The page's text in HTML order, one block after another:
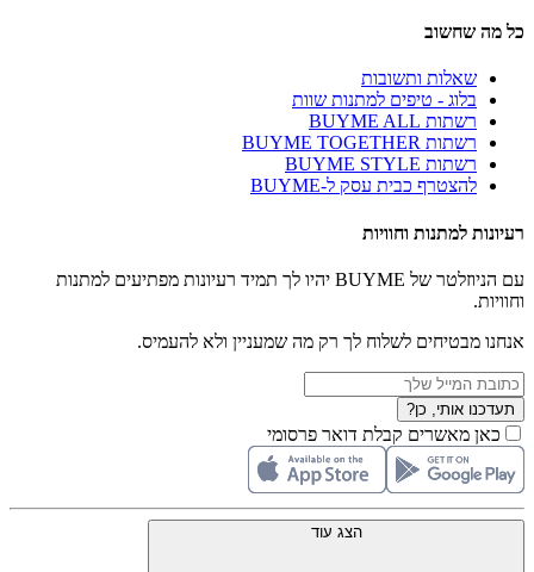
כל מה שחשוב
שאלות ותשובות
בלוג - טיפים למתנות שוות
רשתות BUYME ALL
רשתות BUYME TOGETHER
רשתות BUYME STYLE
להצטרף כבית עסק ל-BUYME
רעיונות למתנות וחוויות
עם הניוזלטר של BUYME יהיו לך תמיד רעיונות מפתיעים למתנות
וחוויות.
אנחנו מבטיחים לשלוח לך רק מה שמעניין ולא להעמיס.
תעדכנו אותי, כן?
כאן מאשרים קבלת דואר פרסומי
הצג עוד